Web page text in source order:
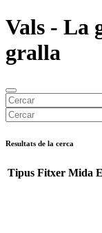
Vals - La
gralla
Resultats de la cerca
Tipus Fitxer Mida